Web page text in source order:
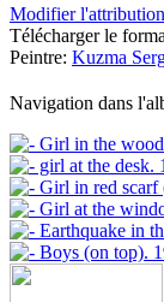
Modifier l'attribution
Télécharger le
Peintre: Kuzma
Navigation dans